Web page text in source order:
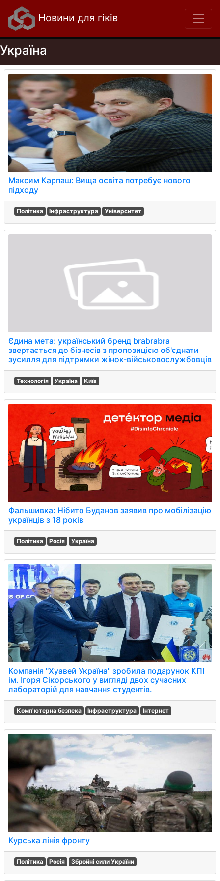
Новини для гіків
Україна
Максим Карпаш: Вища освіта потребує нового
підходу
Політика Інфраструктура Університет
Єдина мета: український бренд brabrabra
звертається до бізнесів з пропозицією об'єднати
зусилля для підтримки жінок-військовослужбовців
Технологія Україна Київ
Фальшивка: Нібито Буданов заявив про мобілізацію
українців з 18 років
Політика Росія Україна
Компанія "Хуавей Україна" зробила подарунок КПІ
ім. Ігоря Сікорського у вигляді двох сучасних
лабораторій для навчання студентів.
Комп'ютерна безпека Інфраструктура Інтернет
Курська лінія фронту
Політика Росія Збройні сили України